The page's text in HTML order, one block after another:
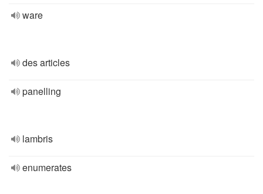
ware
des articles
panelling
lambris
enumerates